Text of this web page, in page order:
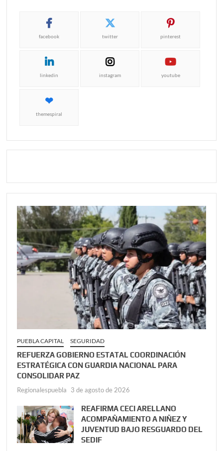
facebook twitter pinterest
linkedin instagram youtube
themespiral
PUEBLA CAPITAL SEGURIDAD
REFUERZA GOBIERNO ESTATAL COORDINACIÓN
ESTRATÉGICA CON GUARDIA NACIONAL PARA
CONSOLIDAR PAZ
Regionalespuebla 3 de agosto de 2026
REAFIRMA CECI ARELLANO
ACOMPAÑAMIENTO A NIÑEZ Y
JUVENTUD BAJO RESGUARDO DEL
SEDIF